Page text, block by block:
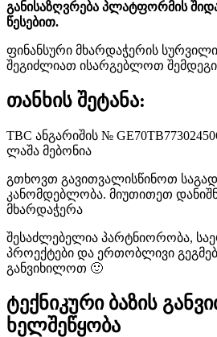
განისაზღვრება პლატფორმის
წესებით.
ფინანსური მხარდაჭერის
შეგიძლიათ ისარგებლოთ შემდეგი
თანხის შეტანა:
TBC ანგარიშის №
ლაშა მებონია
გთხოვთ გავითვალისწინოთ
კანომდებლობა. მიუთითეთ
მხარდაჭერა
შესაძლებელია პარტნიორობა,
პროექტები და ერთობლივი
განვიხილოთ 🙂
ტექნიკური ბაზის
ხელშეწყობა